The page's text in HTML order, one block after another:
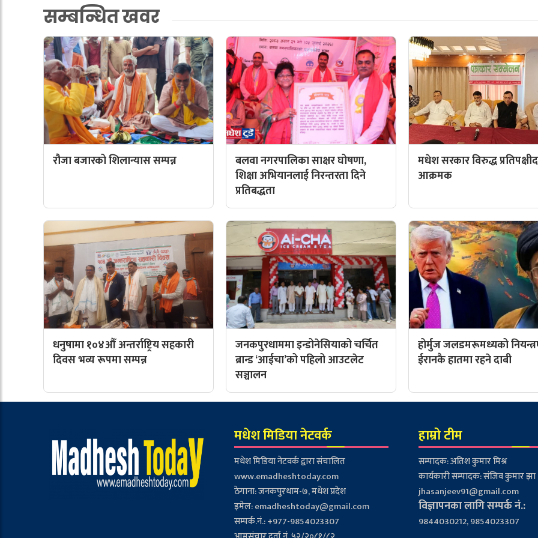
सम्बन्धित खवर
रौजा बजारको शिलान्यास सम्पन्न
बलवा नगरपालिका साक्षर घोषणा,
शिक्षा अभियानलाई निरन्तरता दिने
प्रतिबद्धता
मधेश सरकार विरुद्ध
आक्रमक
धनुषामा १०४औँ अन्तर्राष्ट्रिय सहकारी
दिवस भव्य रूपमा सम्पन्न
जनकपुरधाममा इन्डोनेसियाको चर्चित
ब्रान्ड ‘आईचा’को पहिलो आउटलेट
सञ्चालन
होर्मुज जलडमरूमध्यको
ईरानकै हातमा रहने दाबी
मधेश मिडिया नेटवर्क
मधेश मिडिया नेटवर्क द्वारा संचालित
www.emadheshtoday.com
ठेगाना: जनकपुरधाम-७, मधेश प्रदेश
इमेल:emadheshtoday@gmail.com
सम्पर्क.नं.: +977-9854023307
हाम्रो टीम
सम्पादक: अतिश कुमार मिश्र
कार्यकारी सम्पादक: संजिव कुमार झा
jhasanjeev91@gmail.com
विज्ञापनका लागि सम्पर्क नं.:
9844030212, 9854023307